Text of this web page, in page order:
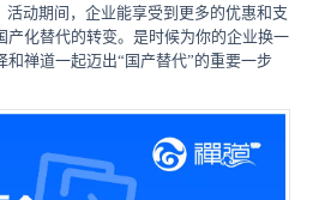
活动期间，企业能享受到更多的优惠和支
产化替代的转变。是时候为你的企业换一
禅道一起迈出“国产替代”的重要一步